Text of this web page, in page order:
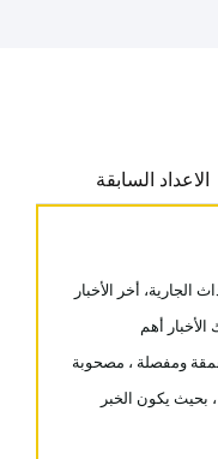
الاعداد السابقة
للأحداث الجارية، أخر الأخبار
أهم
ومفصلة ، مصحوبة
بحيث يكون الخبر